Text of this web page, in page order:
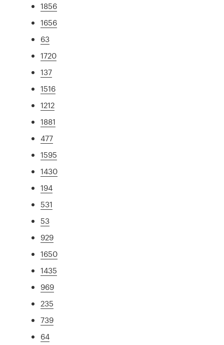
1856
1656
63
1720
137
1516
1212
1881
477
1595
1430
194
531
53
929
1650
1435
969
235
739
64